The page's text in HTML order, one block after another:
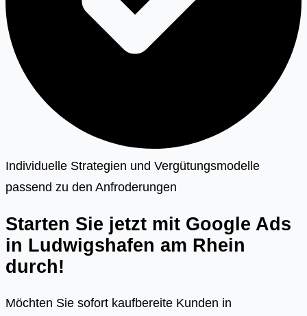
Individuelle Strategien und Vergütungsmodelle
passend zu den Anfroderungen
Starten Sie jetzt mit Google Ads
in Ludwigshafen am Rhein
durch!
Möchten Sie sofort kaufbereite Kunden in